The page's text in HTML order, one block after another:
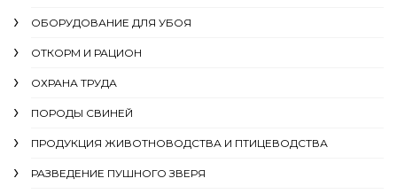
ОБОРУДОВАНИЕ ДЛЯ УБОЯ
ОТКОРМ И РАЦИОН
ОХРАНА ТРУДА
ПОРОДЫ СВИНЕЙ
ПРОДУКЦИЯ ЖИВОТНОВОДСТВА И ПТИЦЕВОДСТВА
РАЗВЕДЕНИЕ ПУШНОГО ЗВЕРЯ